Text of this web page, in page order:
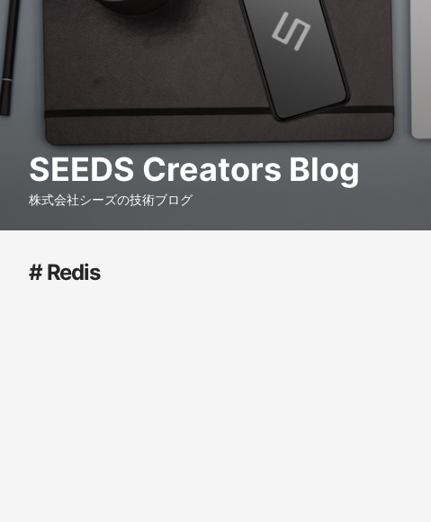
SEEDS Creators Blog
株式会社シーズの技術ブログ
# Redis